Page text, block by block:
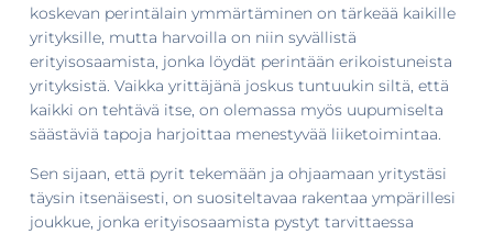
koskevan perintälain ymmärtäminen on tärkeää kaikille
yrityksille, mutta harvoilla on niin syvällistä
erityisosaamista, jonka löydät perintään erikoistuneista
yrityksistä. Vaikka yrittäjänä joskus tuntuukin siltä, että
kaikki on tehtävä itse, on olemassa myös uupumiselta
säästäviä tapoja harjoittaa menestyvää liiketoimintaa.
Sen sijaan, että pyrit tekemään ja ohjaamaan yritystäsi
täysin itsenäisesti, on suositeltavaa rakentaa ympärillesi
joukkue, jonka erityisosaamista pystyt tarvittaessa